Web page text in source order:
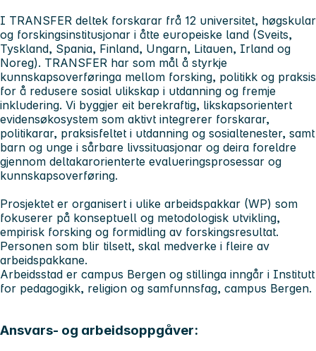
I TRANSFER deltek forskarar frå 12 universitet, høgskular
og forskingsinstitusjonar i åtte europeiske land (Sveits,
Tyskland, Spania, Finland, Ungarn, Litauen, Irland og
Noreg). TRANSFER har som mål å styrkje
kunnskapsoverføringa mellom forsking, politikk og praksis
for å redusere sosial ulikskap i utdanning og fremje
inkludering. Vi byggjer eit berekraftig, likskapsorientert
evidensøkosystem som aktivt integrerer forskarar,
politikarar, praksisfeltet i utdanning og sosialtenester, samt
barn og unge i sårbare livssituasjonar og deira foreldre
gjennom deltakarorienterte evalueringsprosessar og
kunnskapsoverføring.
Prosjektet er organisert i ulike arbeidspakkar (WP) som
fokuserer på konseptuell og metodologisk utvikling,
empirisk forsking og formidling av forskingsresultat.
Personen som blir tilsett, skal medverke i fleire av
arbeidspakkane.
Arbeidsstad er campus Bergen og stillinga inngår i Institutt
for pedagogikk, religion og samfunnsfag, campus Bergen.
Ansvars- og arbeidsoppgåver: